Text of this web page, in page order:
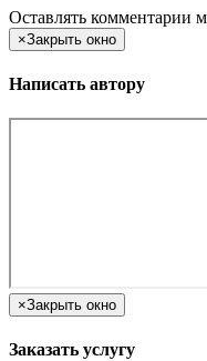
Оставлять комментарии
×Закрыть окно
Написать автору
×Закрыть окно
Заказать услугу